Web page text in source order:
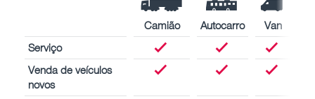
Camião Autocarro
Van
Serviço
Venda de veículos
novos